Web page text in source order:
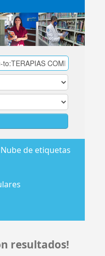
Nube de etiquetas
resultados!